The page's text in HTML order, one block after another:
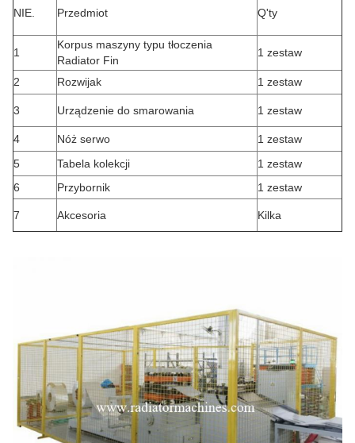
NIE. Przedmiot Q'ty
1
Korpus maszyny typu tłoczenia
Radiator Fin
1 zestaw
2 Rozwijak 1 zestaw
3 Urządzenie do smarowania 1 zestaw
4 Nóż serwo
1 zestaw
5
Tabela kolekcji
1 zestaw
6
Przybornik 1 zestaw
7 Akcesoria Kilka